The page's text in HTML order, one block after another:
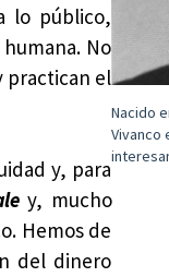
lo público,
No
practican el
y, para
y, mucho
Hemos de
del dinero
Nacido
Vivanco